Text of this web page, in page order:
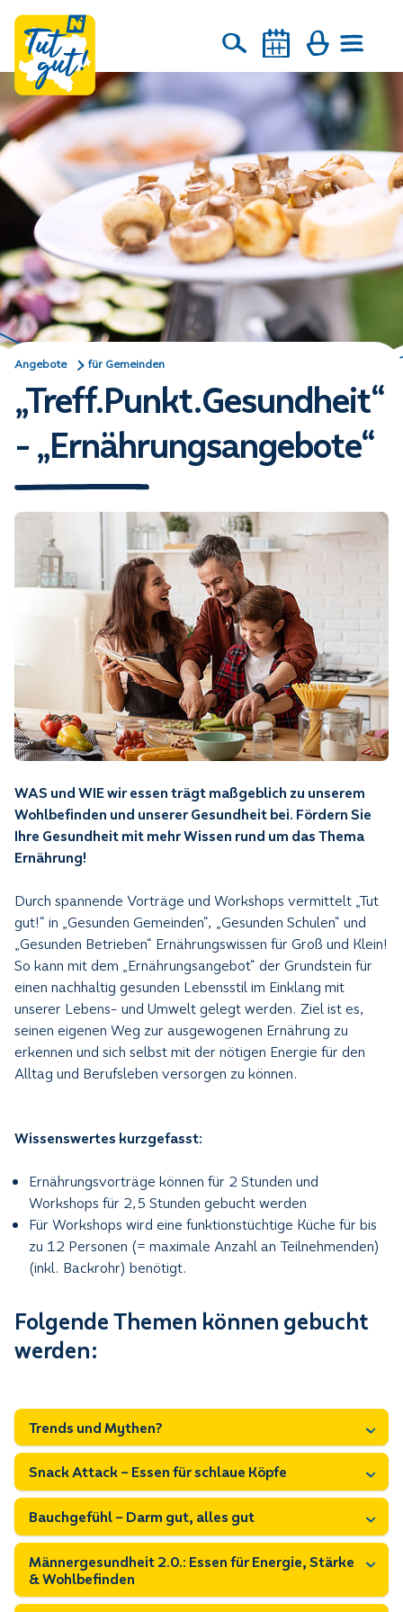
Angebote für Gemeinden
„Treff.Punkt.Gesundheit“
- „Ernährungsangebote“
WAS und WIE wir essen trägt maßgeblich zu unserem
Wohlbefinden und unserer Gesundheit bei. Fördern Sie
Ihre Gesundheit mit mehr Wissen rund um das Thema
Ernährung!
Durch spannende Vorträge und Workshops vermittelt „Tut
gut!“ in „Gesunden Gemeinden“, „Gesunden Schulen“ und
„Gesunden Betrieben“ Ernährungswissen für Groß und Klein!
So kann mit dem „Ernährungsangebot“ der Grundstein für
einen nachhaltig gesunden Lebensstil im Einklang mit
unserer Lebens- und Umwelt gelegt werden. Ziel ist es,
seinen eigenen Weg zur ausgewogenen Ernährung zu
erkennen und sich selbst mit der nötigen Energie für den
Alltag und Berufsleben versorgen zu können.
Wissenswertes kurzgefasst:
Ernährungsvorträge können für 2 Stunden und
Workshops für 2,5 Stunden gebucht werden
Für Workshops wird eine funktionstüchtige Küche für bis
zu 12 Personen (= maximale Anzahl an Teilnehmenden)
(inkl. Backrohr) benötigt.
Folgende Themen können gebucht
werden:
Trends und Mythen?
Snack Attack – Essen für schlaue Köpfe
Bauchgefühl – Darm gut, alles gut
Männergesundheit 2.0.: Essen für Energie, Stärke
& Wohlbefinden